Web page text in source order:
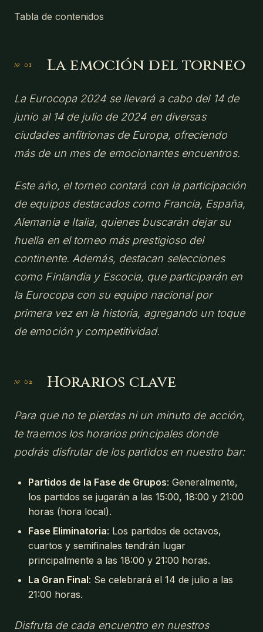
Tabla de contenidos
La emoción del torneo
La Eurocopa 2024 se llevará a cabo del 14 de
junio al 14 de julio de 2024 en diversas
ciudades anfitrionas de Europa, ofreciendo
más de un mes de emocionantes encuentros.
Este año, el torneo contará con la participación
de equipos destacados como Francia, España,
Alemania e Italia, quienes buscarán dejar su
huella en el torneo más prestigioso del
continente. Además, destacan selecciones
como Finlandia y Escocia, que participarán en
la Eurocopa con su equipo nacional por
primera vez en la historia, agregando un toque
de emoción y competitividad.
Horarios clave
Para que no te pierdas ni un minuto de acción,
te traemos los horarios principales donde
podrás disfrutar de los partidos en nuestro bar:
Partidos de la Fase de Grupos: Generalmente,
los partidos se jugarán a las 15:00, 18:00 y 21:00
horas (hora local).
Fase Eliminatoria: Los partidos de octavos,
cuartos y semifinales tendrán lugar
principalmente a las 18:00 y 21:00 horas.
La Gran Final: Se celebrará el 14 de julio a las
21:00 horas.
Disfruta de cada encuentro en nuestros